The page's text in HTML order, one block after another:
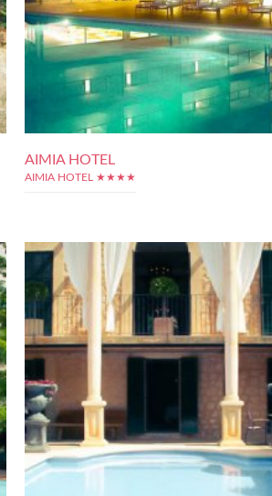
AIMIA HOTEL
AIMIA HOTEL ★★★★